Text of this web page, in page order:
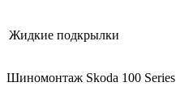
Жидкие подкрылки
Шиномонтаж Skoda 100 Series